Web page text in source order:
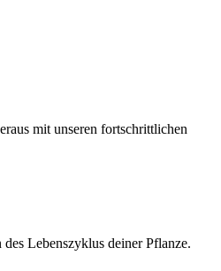
mit unseren fortschrittlichen
Lebenszyklus deiner Pflanze.